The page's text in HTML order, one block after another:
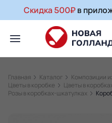
Скидка 500₽в
Главная Каталог
Композиции
Цветы в коробке
Цветы в
Розы в коробках-шкатулках